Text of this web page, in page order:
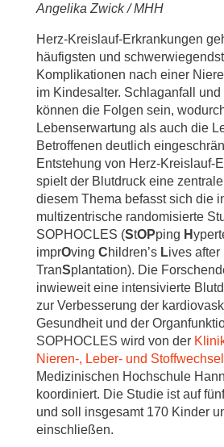
Angelika Zwick / MHH
Herz-Kreislauf-Erkrankungen
häufigsten und
Komplikationen nach einer
im Kindesalter. Schlaganfall und
können die Folgen sein,
Lebenserwartung als auch die
Betroffenen deutlich
Entstehung von Herz-Kreislauf-
spielt der Blutdruck eine
diesem Thema befasst sich die
multizentrische randomisierte
SOPHOCLES (StOPping H
imprOving Children’s Lives after
TranSplantation). Die
inwieweit eine intensivierte
zur Verbesserung der
Gesundheit und der
SOPHOCLES wird von der
Nieren-, Leber- und
Medizinischen Hochschule
koordiniert. Die Studie ist auf
und soll insgesamt 170 Kinder
einschließen.